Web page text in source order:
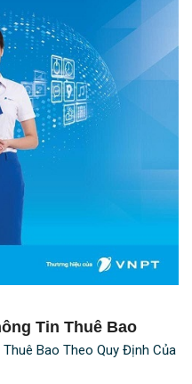
Tin Thuê Bao
Bao Theo Quy Định Của